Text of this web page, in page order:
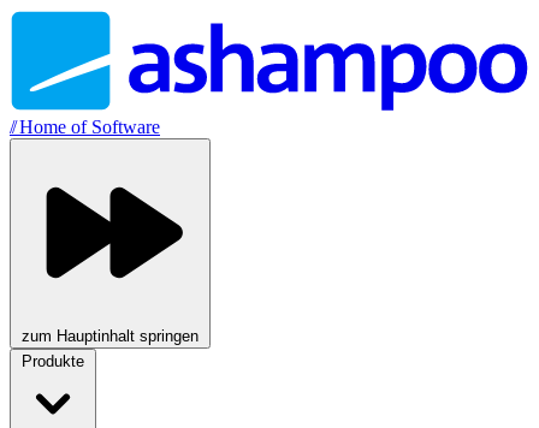
//Home of Software
zum Hauptinhalt springen
Produkte